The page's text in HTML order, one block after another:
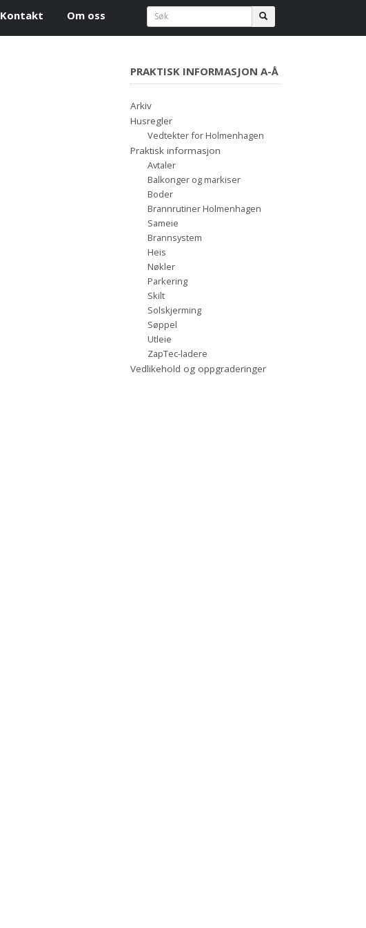
Kontakt Om oss
PRAKTISK INFORMASJON A-Å
Arkiv
Husregler
Vedtekter for Holmenhagen
Praktisk informasjon
Avtaler
Balkonger og markiser
Boder
Brannrutiner Holmenhagen
Sameie
Brannsystem
Heis
Nøkler
Parkering
Skilt
Solskjerming
Søppel
Utleie
ZapTec-ladere
Vedlikehold og oppgraderinger